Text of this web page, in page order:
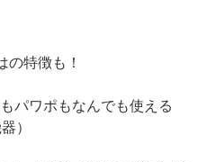
の特徴も！
パワポもなんでも使える
）